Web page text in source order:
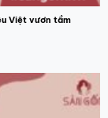
Việt vươn tầm